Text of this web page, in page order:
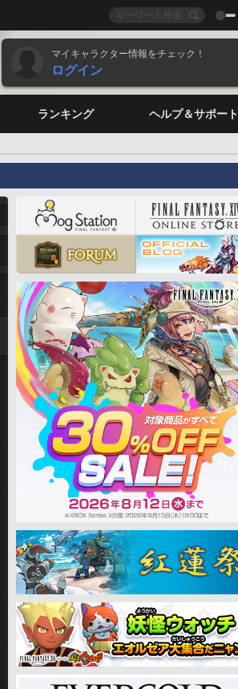
マイキャラクター情報をチェック！
ログイン
ランキング ヘルプ＆サポート